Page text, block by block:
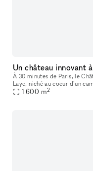
Un château innovant
À 30 minutes de Paris, le
Laye, niché au coeur d’un
cadre exceptionnel. Sa
1 600 m2